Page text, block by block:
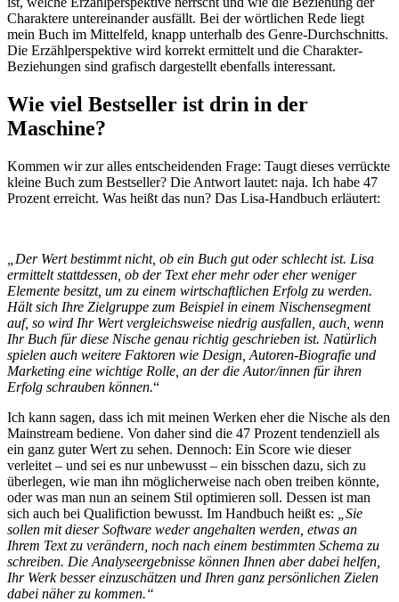
Charaktere untereinander ausfällt. Bei der wörtlichen Rede liegt
mein Buch im Mittelfeld, knapp unterhalb des Genre-Durchschnitts.
Die Erzählperspektive wird korrekt ermittelt und die Charakter-
Beziehungen sind grafisch dargestellt ebenfalls interessant.
Wie viel Bestseller ist drin in der
Maschine?
Kommen wir zur alles entscheidenden Frage: Taugt dieses verrückte
kleine Buch zum Bestseller? Die Antwort lautet: naja. Ich habe 47
Prozent erreicht. Was heißt das nun? Das Lisa-Handbuch erläutert:
„Der Wert bestimmt nicht, ob ein Buch gut oder schlecht ist. Lisa
ermittelt stattdessen, ob der Text eher mehr oder eher weniger
Elemente besitzt, um zu einem wirtschaftlichen Erfolg zu werden.
Hält sich Ihre Zielgruppe zum Beispiel in einem Nischensegment
auf, so wird Ihr Wert vergleichsweise niedrig ausfallen, auch, wenn
Ihr Buch für diese Nische genau richtig geschrieben ist. Natürlich
spielen auch weitere Faktoren wie Design, Autoren-Biografie und
Marketing eine wichtige Rolle, an der die Autor/innen für ihren
Erfolg schrauben können.“
Ich kann sagen, dass ich mit meinen Werken eher die Nische als den
Mainstream bediene. Von daher sind die 47 Prozent tendenziell als
ein ganz guter Wert zu sehen. Dennoch: Ein Score wie dieser
verleitet – und sei es nur unbewusst – ein bisschen dazu, sich zu
überlegen, wie man ihn möglicherweise nach oben treiben könnte,
oder was man nun an seinem Stil optimieren soll. Dessen ist man
sich auch bei Qualifiction bewusst. Im Handbuch heißt es:
„Sie
sollen mit dieser Software weder angehalten werden, etwas an
Ihrem Text zu verändern, noch nach einem bestimmten Schema zu
schreiben. Die Analyseergebnisse können Ihnen aber dabei helfen,
Ihr Werk besser einzuschätzen und Ihren ganz persönlichen Zielen
dabei näher zu kommen.“